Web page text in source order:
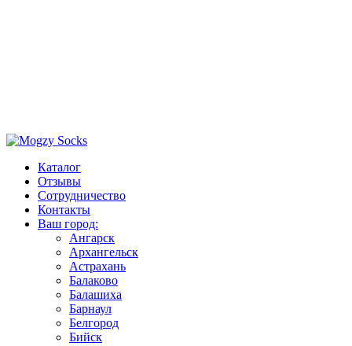
Каталог
Отзывы
Сотрудничество
Контакты
Ваш город:
Ангарск
Архангельск
Астрахань
Балаково
Балашиха
Барнаул
Белгород
Бийск